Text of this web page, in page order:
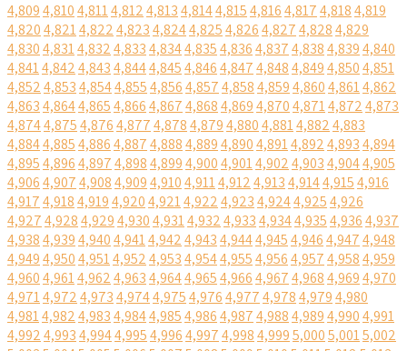
4,8094,8104,8114,8124,8134,8144,8154,8164,8174,8184,819
4,8204,8214,8224,8234,8244,8254,8264,8274,8284,829
4,8304,8314,8324,8334,8344,8354,8364,8374,8384,8394,840
4,8414,8424,8434,8444,8454,8464,8474,8484,8494,8504,851
4,8524,8534,8544,8554,8564,8574,8584,8594,8604,8614,862
4,8634,8644,8654,8664,8674,8684,8694,8704,8714,8724,873
4,8744,8754,8764,8774,8784,8794,8804,8814,8824,883
4,8844,8854,8864,8874,8884,8894,8904,8914,8924,8934,894
4,8954,8964,8974,8984,8994,9004,9014,9024,9034,9044,905
4,9064,9074,9084,9094,9104,9114,9124,9134,9144,9154,916
4,9174,9184,9194,9204,9214,9224,9234,9244,9254,926
4,9274,9284,9294,9304,9314,9324,9334,9344,9354,9364,937
4,9384,9394,9404,9414,9424,9434,9444,9454,9464,9474,948
4,9494,9504,9514,9524,9534,9544,9554,9564,9574,9584,959
4,9604,9614,9624,9634,9644,9654,9664,9674,9684,9694,970
4,9714,9724,9734,9744,9754,9764,9774,9784,9794,980
4,9814,9824,9834,9844,9854,9864,9874,9884,9894,9904,991
4,9924,9934,9944,9954,9964,9974,9984,9995,0005,0015,002